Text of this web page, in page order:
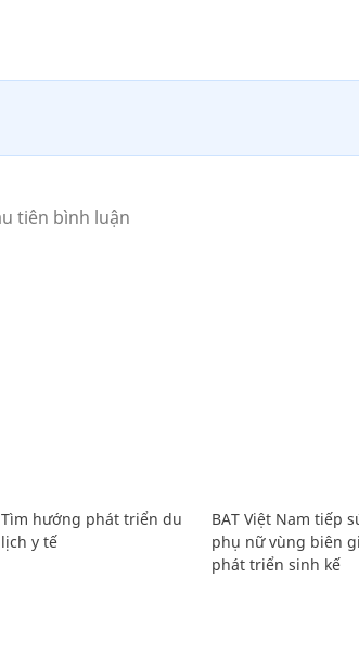
Tìm hướng phát triển du
lịch y tế
BAT Việt Nam tiếp
phụ nữ vùng biên
phát triển sinh kế